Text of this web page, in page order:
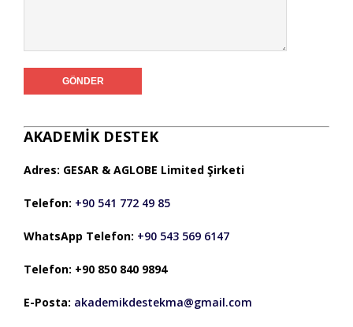
AKADEMİK DESTEK
Adres: GESAR & AGLOBE Limited Şirketi
Telefon: +90 541 772 49 85
WhatsApp Telefon: +90 543 569 6147
Telefon: +90 850 840 9894
E-Posta: akademikdestekma@gmail.com